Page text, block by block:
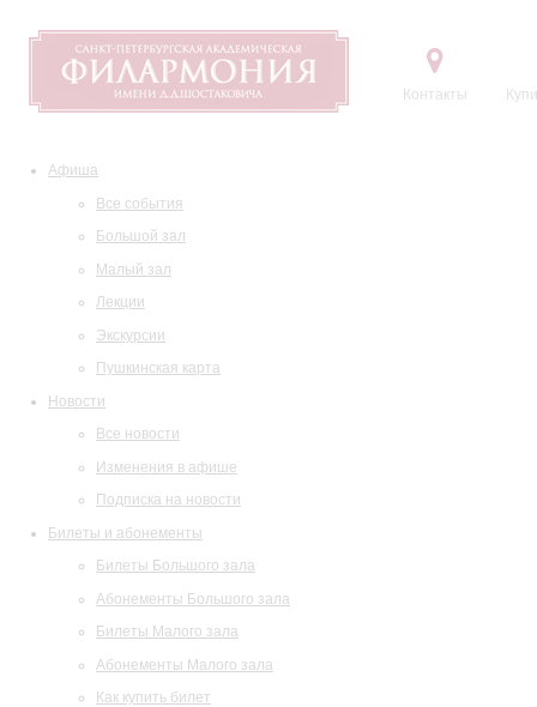
Контакты
Афиша
Все события
Большой зал
Малый зал
Лекции
Экскурсии
Пушкинская карта
Новости
Все новости
Изменения в афише
Подписка на новости
Билеты и абонементы
Билеты Большого зала
Абонементы Большого зала
Билеты Малого зала
Абонементы Малого зала
Как купить билет